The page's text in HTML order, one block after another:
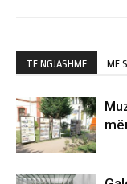
TË NGJASHME MË